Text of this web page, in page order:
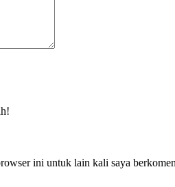
ini untuk lain kali saya